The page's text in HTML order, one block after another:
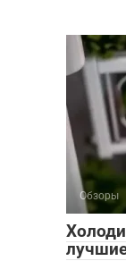
Обзоры